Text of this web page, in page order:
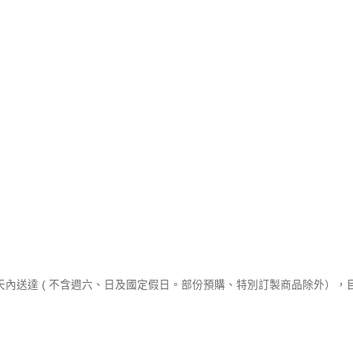
送達 ( 不含週六、日及國定假日。部份預購、特別訂製商品除外），